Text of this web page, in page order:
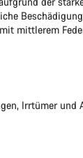
mit mittlerem
Irrtümer und